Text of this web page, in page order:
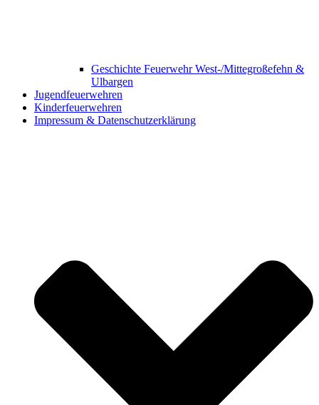
Geschichte Feuerwehr West-/Mittegroßefehn &
Ulbargen
Jugendfeuerwehren
Kinderfeuerwehren
Impressum & Datenschutzerklärung